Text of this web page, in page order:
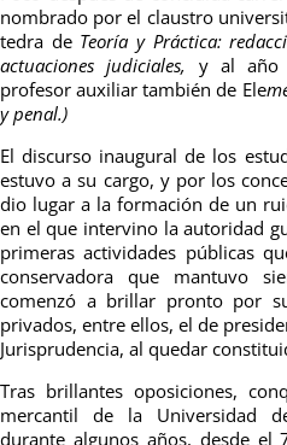
nombrado por el claustro
tedra de Teoría y Práctica:
actuaciones judiciales, y al año
profesor auxiliar también de Ele
y penal.)
El discurso inaugural de los
estuvo a su cargo, y por los
dio lugar a la formación de un
en el que intervino la autoridad
primeras actividades públicas
conservadora que mantuvo
comenzó a brillar pronto por
privados, entre ellos, el de
Jurisprudencia, al quedar
Tras brillantes oposiciones,
mercantil de la Universidad
durante algunos años, desde el